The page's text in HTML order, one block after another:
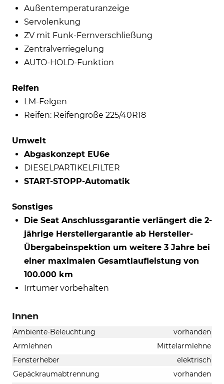
Außentemperaturanzeige
Servolenkung
ZV mit Funk-Fernverschließung
Zentralverriegelung
AUTO-HOLD-Funktion
Reifen
LM-Felgen
Reifen: Reifengröße 225/40R18
Umwelt
Abgaskonzept EU6e
DIESELPARTIKELFILTER
START-STOPP-Automatik
Sonstiges
Die Seat Anschlussgarantie verlängert die 2-
jährige Herstellergarantie ab Hersteller-
Übergabeinspektion um weitere 3 Jahre bei
einer maximalen Gesamtlaufleistung von
100.000 km
Irrtümer vorbehalten
Innen
Ambiente-Beleuchtung
vorhanden
Armlehnen
Mittelarmlehne
Fensterheber
elektrisch
Gepäckraumabtrennung
vorhanden